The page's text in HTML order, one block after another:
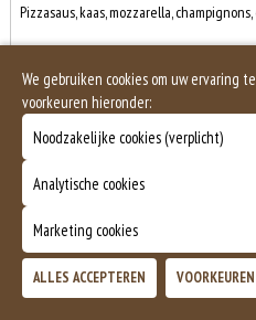
Pizzasaus, kaas, mozzarella,
PIZZA ANANAS
Pizzasaus, kaas, mozzarella, ananas
PIZZA CIOCERA
Pizzasaus, kaas, mozzarella, champignons,
€
We gebruiken cookies om uw ervaring
voorkeuren hieronder:
Noodzakelijke cookies (verplicht)
Analytische cookies
Marketing cookies
ALLES ACCEPTEREN